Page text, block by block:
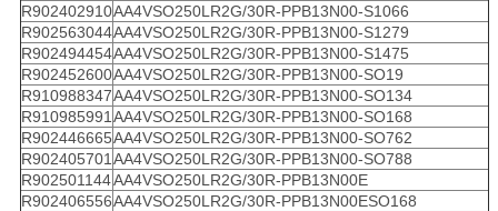
R902402910AA4VSO250LR2G/30R-PPB13N00-S1066
R902563044AA4VSO250LR2G/30R-PPB13N00-S1279
R902494454AA4VSO250LR2G/30R-PPB13N00-S1475
R902452600AA4VSO250LR2G/30R-PPB13N00-SO19
R910988347AA4VSO250LR2G/30R-PPB13N00-SO134
R910985991 AA4VSO250LR2G/30R-PPB13N00-SO168
R902446665AA4VSO250LR2G/30R-PPB13N00-SO762
R902405701 AA4VSO250LR2G/30R-PPB13N00-SO788
R902501144AA4VSO250LR2G/30R-PPB13N00E
R902406556AA4VSO250LR2G/30R-PPB13N00ESO168